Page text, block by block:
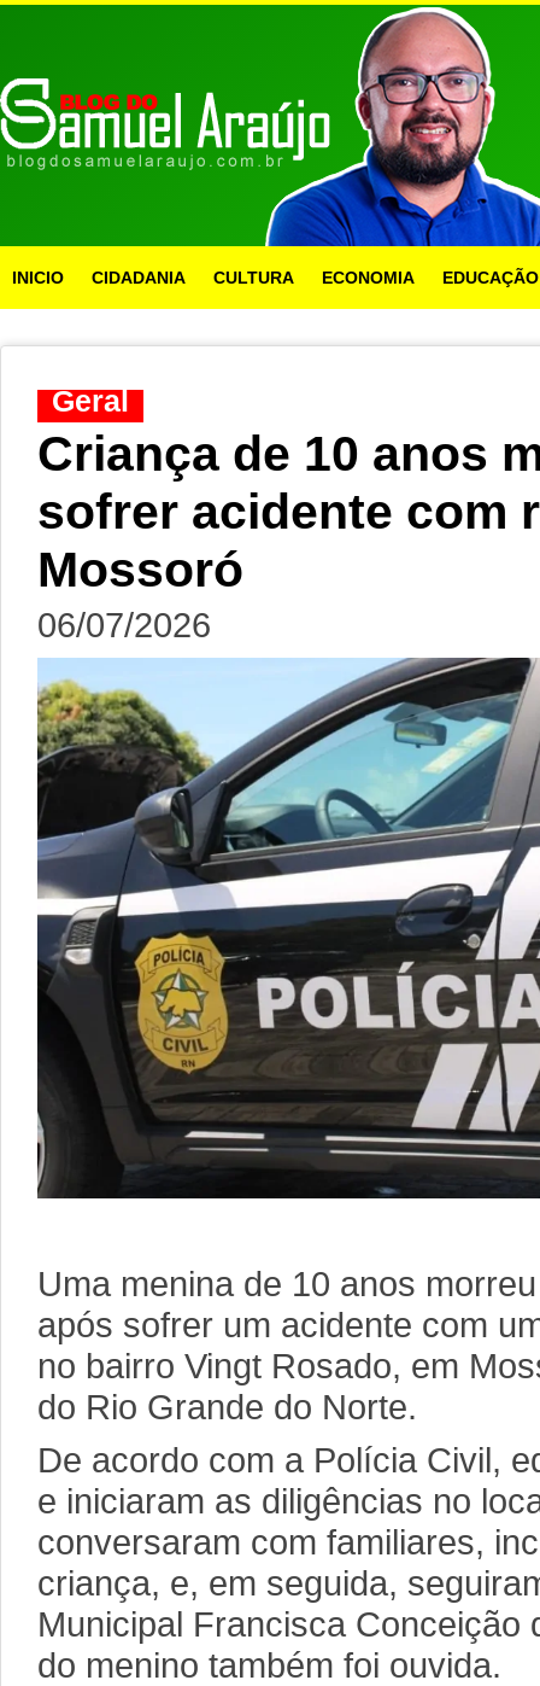
INICIO CIDADANIA CULTURA ECONOMIA EDUCAÇÃO
Geral
Criança de 10 anos
sofrer acidente com
Mossoró
06/07/2026
Uma menina de 10 anos
após sofrer um acidente com
no bairro Vingt Rosado, em
do Rio Grande do Norte.
De acordo com a Polícia Civil,
e iniciaram as diligências no
conversaram com familiares,
criança, e, em seguida,
Municipal Francisca Conceição
do menino também foi ouvida.